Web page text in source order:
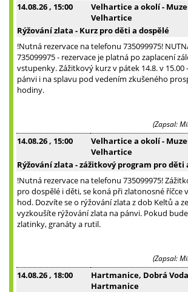
14.08.26 , 15:00
Velhartice a okolí -
Velhartice
Rýžování zlata - Kurz pro děti a dospělé
!Nutná rezervace na telefonu 735099975!
735099975 - rezervace je platná po zaplacení
vstupenky. Zážitkový kurz v pátek 14.8. v 15.00
pánvi i na splavu pod vedením zkušeného
hodiny.
(Zapsal:
14.08.26 , 15:00
Velhartice a okolí -
Velhartice
Rýžování zlata - zážitkový program pro děti
!Nutná rezervace na telefonu 735099975!
pro dospělé i děti, se koná při zlatonosné říčce
hod. Dozvíte se o rýžování zlata z dob Keltů a
vyzkoušíte rýžování zlata na pánvi. Pokud
zlatinky, granáty a rutil.
(Zapsal:
14.08.26 , 18:00
Hartmanice, Dobrá
Hartmanice